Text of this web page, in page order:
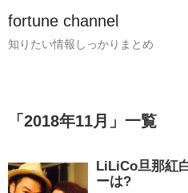
fortune channel
知りたい情報しっかりまとめ
「 2018年11月 」 一覧
LiLiCo旦那紅
ーは?